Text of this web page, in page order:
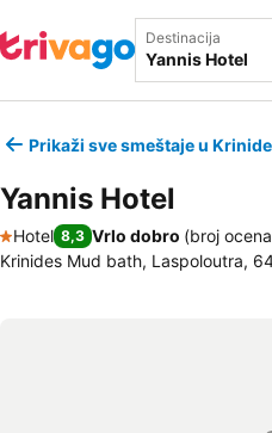
Destinacija
Prikaži sve smeštaje u
Yannis Hotel
1 Zvezdice
Hotel 8,3 Vrlo dobro (broj
Krinides Mud bath, Laspoloutra,